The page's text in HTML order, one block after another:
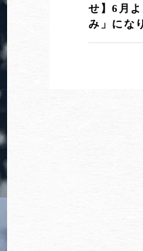
せ】6月
み」にな